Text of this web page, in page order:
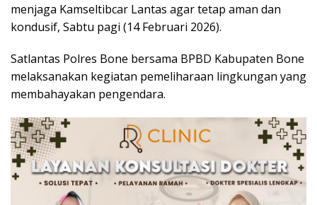
menjaga Kamseltibcar Lantas agar tetap aman dan
kondusif, Sabtu pagi (14 Februari 2026).
Satlantas Polres Bone bersama BPBD Kabupaten Bone
melaksanakan kegiatan pemeliharaan lingkungan yang
membahayakan pengendara.